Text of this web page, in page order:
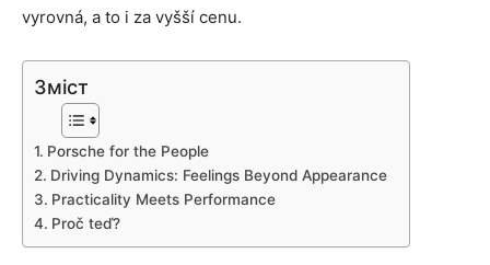
vyrovná, a to i za vyšší cenu.
Зміст
Porsche for the People
Driving Dynamics: Feelings Beyond Appearance
Practicality Meets Performance
Proč teď?